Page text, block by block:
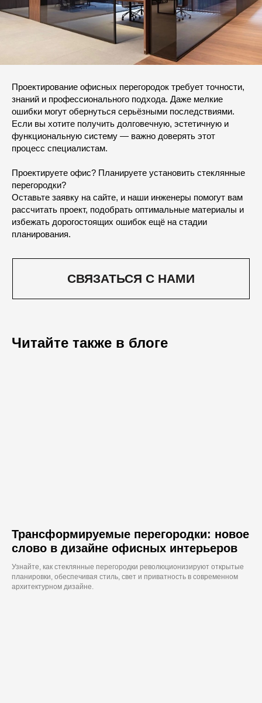
Проектирование офисных перегородок требует точности,
знаний и профессионального подхода. Даже мелкие
ошибки могут обернуться серьёзными последствиями.
Если вы хотите получить долговечную, эстетичную и
функциональную систему — важно доверять этот
процесс специалистам.
Проектируете офис? Планируете установить стеклянные
перегородки?
Оставьте заявку на сайте, и наши инженеры помогут вам
рассчитать проект, подобрать оптимальные материалы и
избежать дорогостоящих ошибок ещё на стадии
планирования.
Читайте также в блоге
Трансформируемые перегородки: новое
слово в дизайне офисных интерьеров
Узнайте, как стеклянные перегородки революционизируют открытые
планировки, обеспечивая стиль, свет и приватность в современном
архитектурном дизайне.